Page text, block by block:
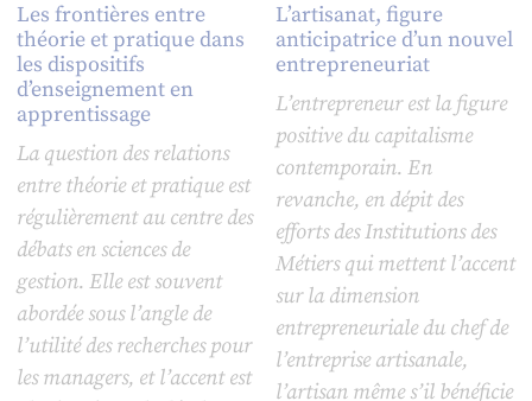
Les frontières entre
théorie et pratique dans
les dispositifs
d’enseignement en
apprentissage
La question des relations
entre théorie et pratique est
régulièrement au centre des
débats en sciences de
gestion. Elle est souvent
abordée sous l’angle de
l’utilité des recherches pour
les managers, et l’accent est
L’artisanat, figure
anticipatrice d’un nouvel
entrepreneuriat
L’entrepreneur est la figure
positive du capitalisme
contemporain. En
revanche, en dépit des
efforts des Institutions des
Métiers qui mettent l’accent
sur la dimension
entrepreneuriale du chef de
l’entreprise artisanale,
l’artisan même s’il bénéficie